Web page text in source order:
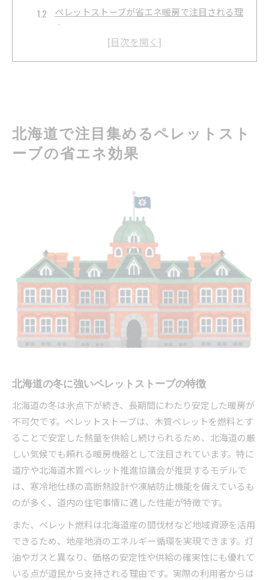
ペレットストーブが省エネ暖房で注目される理
由
ペレットストーブ導入による光熱費削減の実感
北海道ペレットストーブのFF式効果と利便性
説
補助金で賢くペレットストーブを導入する方法
道庁のペレットストーブ補助条件を確認しよう
補助金とペレットストーブの初期費用負担軽減
ペレットストーブに適した燃料選びのポイント
北海道の木質ペレットがペレットストーブに最
適な理由
ペレットストーブと地産ペレットの相性を徹底
解説
ペレットストーブ用ペレットの選び方と保存方
法
響
ペレットストーブの燃料コスト最適化の工夫
煙突が不要なペレットストーブ設置術とは
煙突不要なペレットストーブの設置メリット
ペレットストーブのFF式設置で自由度アップ
ペレットストーブ設置時の換気と安全対策ポイ
ント
ペレットストーブ設置に役立つ補助金活用術
ランニングコストを抑えるペレットストーブ活用法
ペレットストーブの1ヶ月の費用を抑えるコツ
北海道で注目集めるペレットスト
ーブの省エネ効果
北海道の冬に強いペレットストーブの特徴
北海道の冬は氷点下が続き、長期間にわたり安定した暖房が
不可欠です。ペレットストーブは、木質ペレットを燃料とす
ることで安定した熱量を供給し続けられるため、北海道の厳
しい気候でも頼れる暖房機器として注目されています。特に
道庁や北海道木質ペレット推進協議会が推奨するモデルで
は、寒冷地仕様の高断熱設計や凍結防止機能を備えているも
のが多く、道内の住宅事情に適した性能が特徴です。
また、ペレット燃料は北海道産の間伐材など地域資源を活用
できるため、地産地消のエネルギー循環を実現できます。灯
油やガスと異なり、価格の安定性や供給の確実性にも優れて
いる点が道民から支持される理由です。実際の利用者からは